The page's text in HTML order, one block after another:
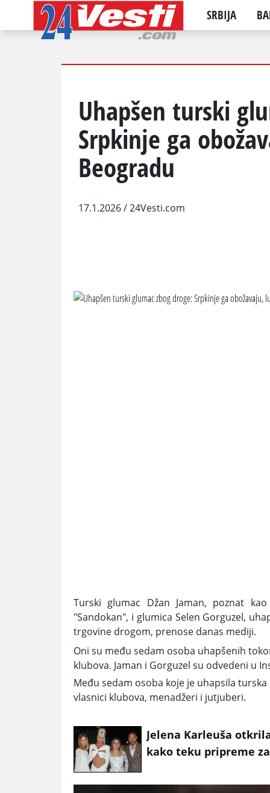
SRBIJA
Uhapšen turski
Srpkinje ga
Beogradu
17.1.2026/ 24Vesti.com
Turski glumac Džan Jaman, poznat
"Sandokan", i glumica Selen Gorguzel,
trgovine drogom, prenose danas mediji.
Oni su među sedam osoba uhapšenih
klubova. Jaman i Gorguzel su odvedeni u
Među sedam osoba koje je uhapsila
vlasnici klubova, menadžeri i jutjuberi.
Jelena Karleuša
kako teku pripreme za
punoletstva: Duško će